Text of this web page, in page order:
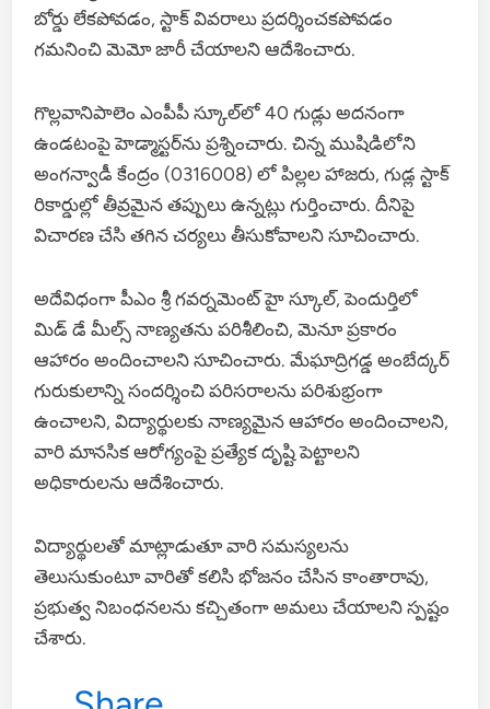
బోర్డు లేకపోవడం, స్టాక్ వివరాలు ప్రదర్శించకపోవడం
గమనించి మెమో జారీ చేయాలని ఆదేశించారు.
గొల్లవానిపాలెం ఎంపీపీ స్కూల్‌లో 40 గుడ్లు అదనంగా
ఉండటంపై హెడ్మాస్టర్‌ను ప్రశ్నించారు. చిన్న ముషిడిలోని
అంగన్వాడీ కేంద్రం (0316008) లో పిల్లల హాజరు, గుడ్ల స్టాక్
రికార్డుల్లో తీవ్రమైన తప్పులు ఉన్నట్లు గుర్తించారు. దీనిపై
విచారణ చేసి తగిన చర్యలు తీసుకోవాలని సూచించారు.
అదేవిధంగా పీఎం శ్రీ గవర్నమెంట్ హై స్కూల్, పెందుర్తిలో
మిడ్ డే మీల్స్ నాణ్యతను పరిశీలించి, మెనూ ప్రకారం
ఆహారం అందించాలని సూచించారు. మేఘాద్రిగడ్డ అంబేద్కర్
గురుకులాన్ని సందర్శించి పరిసరాలను పరిశుభ్రంగా
ఉంచాలని, విద్యార్థులకు నాణ్యమైన ఆహారం అందించాలని,
వారి మానసిక ఆరోగ్యంపై ప్రత్యేక దృష్టి పెట్టాలని
అధికారులను ఆదేశించారు.
విద్యార్థులతో మాట్లాడుతూ వారి సమస్యలను
తెలుసుకుంటూ వారితో కలిసి భోజనం చేసిన కాంతారావు,
ప్రభుత్వ నిబంధనలను కచ్చితంగా అమలు చేయాలని స్పష్టం
చేశారు.